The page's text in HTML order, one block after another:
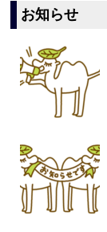
お知らせ